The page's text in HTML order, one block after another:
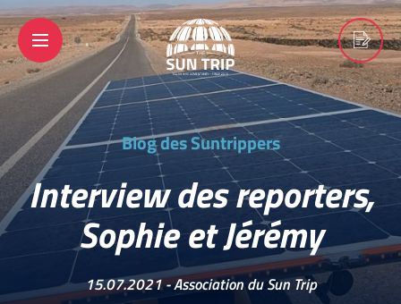
Blog des Suntrippers
Interview des reporters,
Sophie et Jérémy
15.07.2021 -Association du Sun Trip